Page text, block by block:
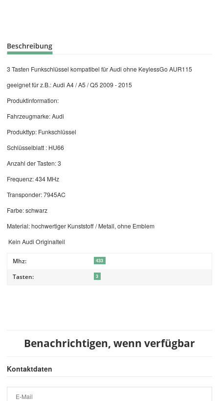
Beschreibung
3 Tasten Funkschlüssel kompatibel für Audi ohne KeylessGo AUR115
geeignet für z.B.: Audi A4 / A5 / Q5 2009 - 2015
Produktinformation:
Fahrzeugmarke: Audi
Produkttyp: Funkschlüssel
Schlüsselblatt : HU66
Anzahl der Tasten: 3
Frequenz: 434 MHz
Transponder: 7945AC
Farbe: schwarz
Material: hochwertiger Kunststoff / Metall, ohne Emblem
Kein Audi Originalteil
Mhz: 433
Tasten: 3
Benachrichtigen, wenn verfügbar
Kontaktdaten
E-Mail